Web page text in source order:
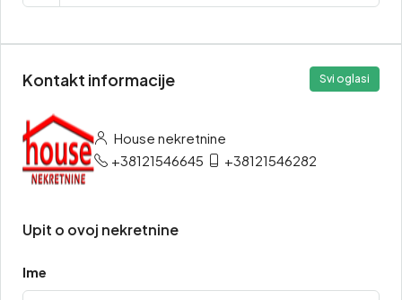
Kontakt informacije Svi oglasi
House nekretnine
+38121546645
+38121546282
Upit o ovoj nekretnine
Ime